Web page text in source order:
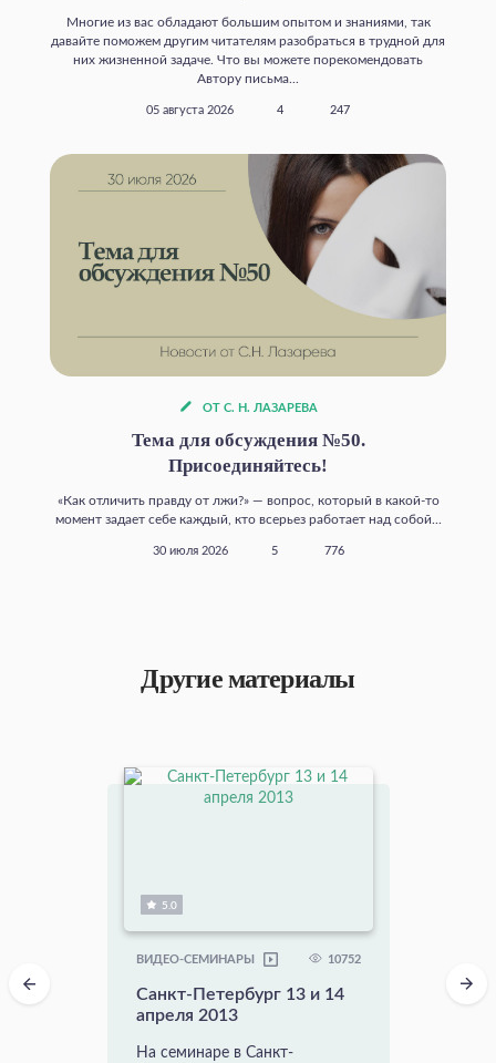
Многие из вас обладают большим опытом и знаниями, так
давайте поможем другим читателям разобраться в трудной для
них жизненной задаче. Что вы можете порекомендовать
Автору письма...
05 августа 2026 4 247
ОТ С. Н. ЛАЗАРЕВА
Тема для обсуждения №50.
Присоединяйтесь!
«Как отличить правду от лжи?» — вопрос, который в какой‑то
момент задает себе каждый, кто всерьез работает над собой...
30 июля 2026 5 776
Другие материалы
5.0
ВИДЕО-СЕМИНАРЫ 10752
Санкт-Петербург 13 и 14
апреля 2013
На семинаре в Санкт-